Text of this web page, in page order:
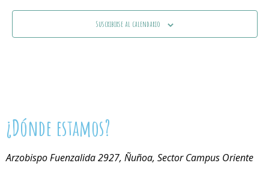
Suscribirse al calendario
¿Dónde estamos?
Arzobispo Fuenzalida 2927, Ñuñoa, Sector Campus Oriente